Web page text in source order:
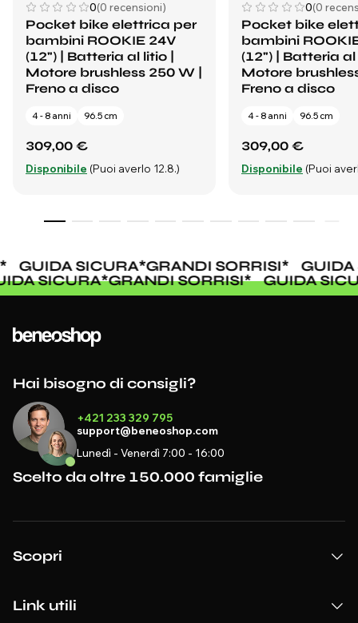
0(0 recensioni)
Pocket bike elettrica per
bambini ROOKIE 24V
(12") | Batteria al litio |
Motore brushless 250 W |
Freno a disco
4 - 8 anni 96.5 cm
309,00 €
Disponibile (Puoi averlo 12.8.)
0(0
Pocket bike
bambini
(12") | Batteria al
Motore
Freno a disco
4 - 8 anni 96.5 cm
309,00 €
Disponibile (Puoi
GUIDA SICURA*GRANDI SORRISI*
GUIDA
SICURA*GRANDI SORRISI* GUIDA
Hai bisogno di consigli?
+421 233 329 795
support@beneoshop.com
Lunedì - Venerdì 7:00 - 16:00
Scelto da oltre 150.000 famiglie
Scopri
Link utili